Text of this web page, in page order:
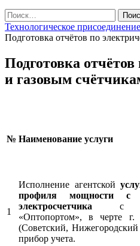
Найти:
Технологическое
Подготовка отчётов по
Подготовка
и газовым
№ Наименование услуги
1
Исполнение агентской
профиля мощности с
электросчетчика с
«Оптопортом», в черте
(Советский,
прибор учета.